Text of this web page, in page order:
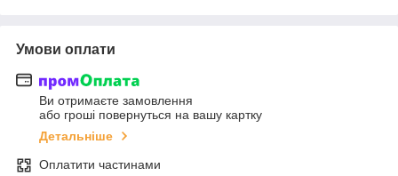
Умови оплати
Ви отримаєте замовлення
або гроші повернуться на вашу картку
Детальніше
Оплатити частинами